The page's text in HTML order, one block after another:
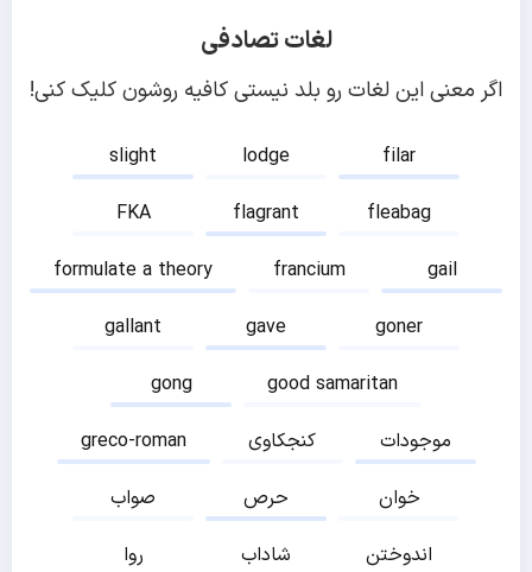
لغات تصادفی
اگر معنی این لغات رو بلد نیستی کافیه روشون کلیک کنی!
slight lodge
filar
FKA
flagrant
fleabag
formulate a theory
francium
gail
gallant
gave
goner
gong
good samaritan
greco-roman
کنجکاوی
موجودات
صواب
حرص
خوان
روا
شاداب
اندوختن